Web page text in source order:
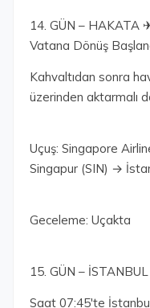
14. GÜN – HAKATA
Vatana Dönüş
Kahvaltıdan sonra
üzerinden aktarmalı
Uçuş: Singapore
Singapur (SIN) →
Geceleme: Uçakta
15. GÜN –
Saat 07:45'te